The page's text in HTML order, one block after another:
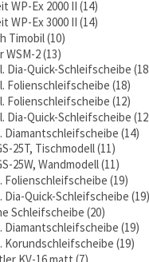
WP-Ex 2000 II 14
WP-Ex 3000 II 14
Timobil 10
WSM-2 13
Dia-Quick-Schleifscheibe 18
Folienschleifscheibe 18
Folienschleifscheibe 12
Dia-Quick-Schleifscheibe 12
Diamantschleifscheibe 14
25T, Tischmodell 11
25W, Wandmodell 11
Folienschleifscheibe 19
Dia-Quick-Schleifscheibe 19
Schleifscheibe 20
Diamantschleifscheibe 19
Korundschleifscheibe 19